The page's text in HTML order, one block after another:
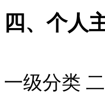
四、个人
一级分类